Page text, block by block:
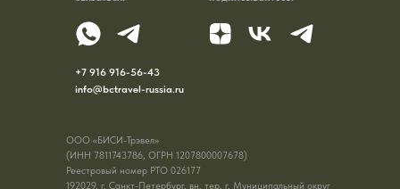
ООО «БИСИ-Трэвел»
(ИНН 7811743786, ОГРН 1207800007678)
Реестровый номер РТО 026177
192029, г. Санкт-Петербург, вн. тер. г. Муниципальный округ
+7 916 916-56-43
info@bctravel-russia.ru